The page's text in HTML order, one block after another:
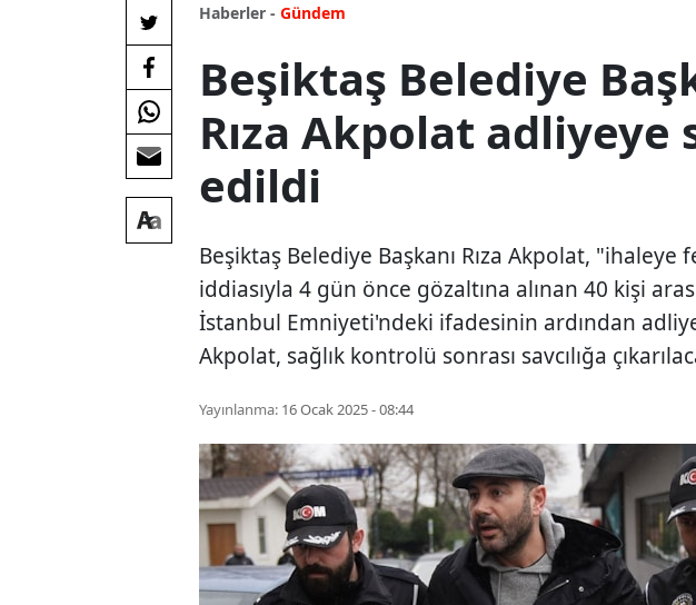
Haberler - Gündem
Beşiktaş Belediye
Rıza Akpolat adliyeye
edildi
Beşiktaş Belediye Başkanı Rıza Akpolat, "ihaleye
iddiasıyla 4 gün önce gözaltına alınan 40 kişi
İstanbul Emniyeti'ndeki ifadesinin ardından
Akpolat, sağlık kontrolü sonrası savcılığa
Yayınlanma: 16 Ocak 2025 - 08:44